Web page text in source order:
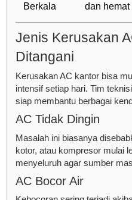
Berkala
dan hemat
Jenis Kerusakan
Ditangani
Kerusakan AC kantor bisa
intensif setiap hari. Tim
siap membantu berbagai
AC Tidak Dingin
Masalah ini biasanya
kotor, atau kompresor mulai
menyeluruh agar sumber
AC Bocor Air